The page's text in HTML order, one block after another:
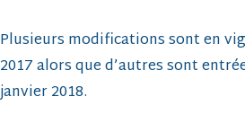
Plusieurs modifications sont en
2017 alors que d’autres sont
janvier 2018.